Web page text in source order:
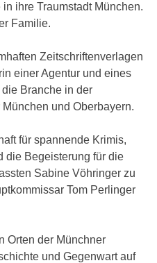
ihre Traumstadt München.
Familie.
Zeitschriftenverlagen
einer Agentur und eines
Branche in der
und Oberbayern.
für spannende Krimis,
die Begeisterung für die
Sabine Vöhringer zu
Tom Perlinger
Orten der Münchner
und Gegenwart auf